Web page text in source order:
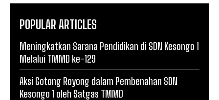
POPULAR ARTICLES
Meningkatkan Sarana Pendidikan di SDN Kesongo 1
Melalui TMMD ke-129
Aksi Gotong Royong dalam Pembenahan SDN
Kesongo 1 oleh Satgas TMMD